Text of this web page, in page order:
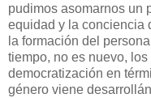
pudimos asomarnos un
equidad y la conciencia
la formación del
tiempo, no es nuevo,
democratización en
género viene